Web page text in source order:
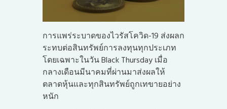
การแพร่ระบาดของไวรัสโควิด-19 ส่งผลก
ระทบต่อสินทรัพย์การลงทุนทุกประเภท
โดยเฉพาะในวัน Black Thursday เมื่อ
กลางเดือนมีนาคมที่ผ่านมาส่งผลให้
ตลาดหุ้นและทุกสินทรัพย์ถูกเทขายอย่าง
หนัก